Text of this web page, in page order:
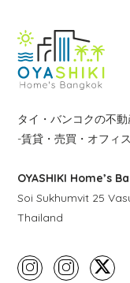
検
物
件
イ
プ
◆ご
〜
タイ・バンコクの不
-賃貸・売買・オフィ
OYASHIKI Home’s
Soi Sukhumvit 25
Thailand